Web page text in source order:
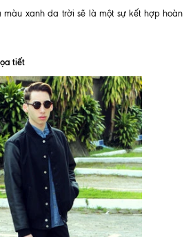
xanh da trời sẽ là một sự kết hợp hoàn
tiết